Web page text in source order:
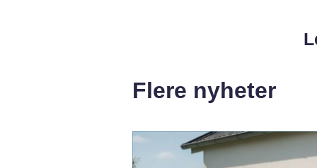
Flere nyheter